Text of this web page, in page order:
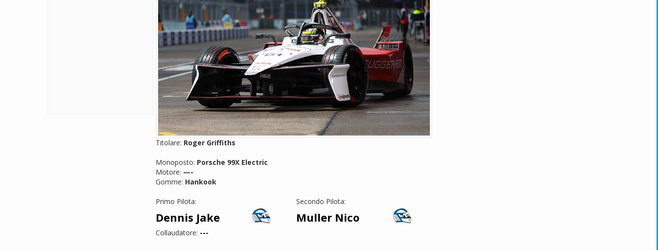
Titolare: Roger Griffiths
Monoposto: Porsche 99X Electric
Motore: —-
Gomme: Hankook
Primo Pilota:
Dennis Jake
Secondo Pilota:
Muller Nico
Collaudatore: ---